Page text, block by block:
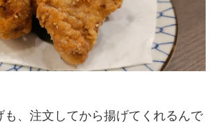
も、注文してから揚げてくれるんで